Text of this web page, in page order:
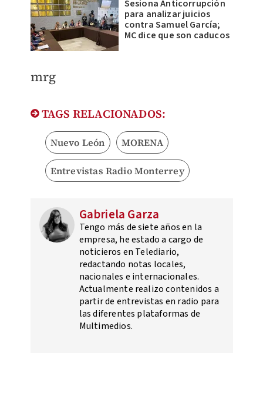
Sesiona Anticorrupción
para analizar juicios
contra Samuel García;
MC dice que son caducos
mrg
TAGS RELACIONADOS:
Nuevo León MORENA
Entrevistas Radio Monterrey
Gabriela Garza
Tengo más de siete años en la
empresa, he estado a cargo de
noticieros en Telediario,
redactando notas locales,
nacionales e internacionales.
Actualmente realizo contenidos a
partir de entrevistas en radio para
las diferentes plataformas de
Multimedios.